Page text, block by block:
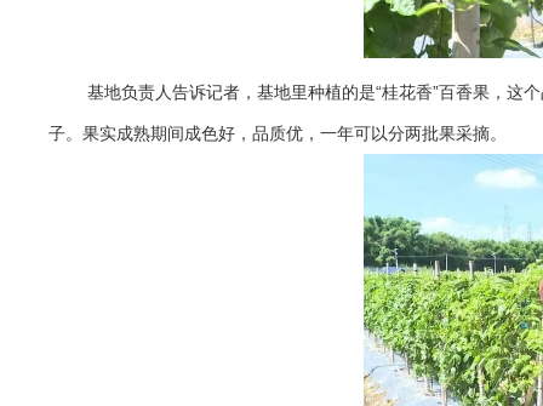
基地负责人告诉记者，基地里种植的是“桂花香”百香果，这
子。果实成熟期间成色好，品质优，一年可以分两批果采摘。